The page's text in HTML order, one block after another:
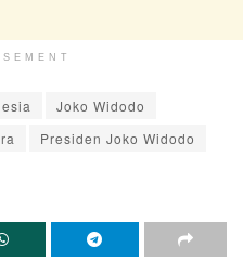
Joko Widodo
Presiden Joko Widodo